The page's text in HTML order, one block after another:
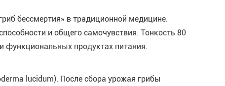
бессмертия» в традиционной медицине.
и общего самочувствия. Тонкость 80
функциональных продуктах питания.
lucidum). После сбора урожая грибы